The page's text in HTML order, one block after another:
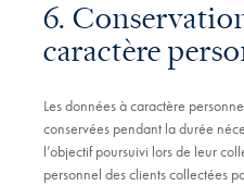
6.
caractère
Les données à caractère
conservées pendant la durée
l’objectif poursuivi lors de leur
personnel des clients collectées